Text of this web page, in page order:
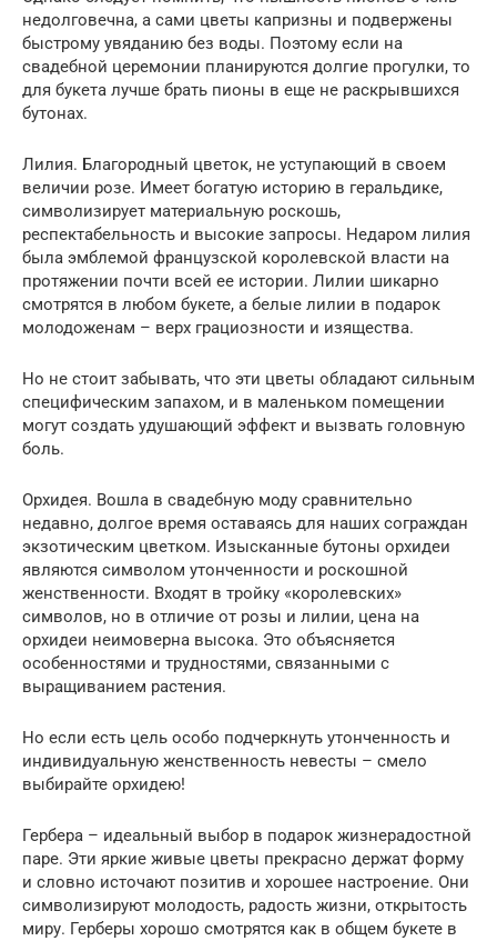
недолговечна, а сами цветы капризны и подвержены
быстрому увяданию без воды. Поэтому если на
свадебной церемонии планируются долгие прогулки, то
для букета лучше брать пионы в еще не раскрывшихся
бутонах.
Лилия. Благородный цветок, не уступающий в своем
величии розе. Имеет богатую историю в геральдике,
символизирует материальную роскошь,
респектабельность и высокие запросы. Недаром лилия
была эмблемой французской королевской власти на
протяжении почти всей ее истории. Лилии шикарно
смотрятся в любом букете, а белые лилии в подарок
молодоженам – верх грациозности и изящества.
Но не стоит забывать, что эти цветы обладают сильным
специфическим запахом, и в маленьком помещении
могут создать удушающий эффект и вызвать головную
боль.
Орхидея. Вошла в свадебную моду сравнительно
недавно, долгое время оставаясь для наших сограждан
экзотическим цветком. Изысканные бутоны орхидеи
являются символом утонченности и роскошной
женственности. Входят в тройку «королевских»
символов, но в отличие от розы и лилии, цена на
орхидеи неимоверна высока. Это объясняется
особенностями и трудностями, связанными с
выращиванием растения.
Но если есть цель особо подчеркнуть утонченность и
индивидуальную женственность невесты – смело
выбирайте орхидею!
Гербера – идеальный выбор в подарок жизнерадостной
паре. Эти яркие живые цветы прекрасно держат форму
и словно источают позитив и хорошее настроение. Они
символизируют молодость, радость жизни, открытость
миру. Герберы хорошо смотрятся как в общем букете в